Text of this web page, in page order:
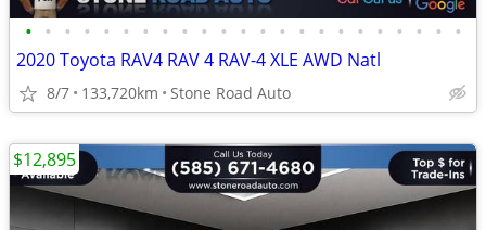
• • • • • • • • • • • • • • • • • • • • • • •
2020 Toyota RAV4 RAV 4 RAV-4 XLE AWD Natl
8/7 133,720km Stone Road Auto
$12,895